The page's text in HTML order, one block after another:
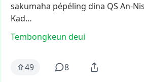
sakumaha pépéling dina QS An-
Kad…
Tembongkeun deui
49 8